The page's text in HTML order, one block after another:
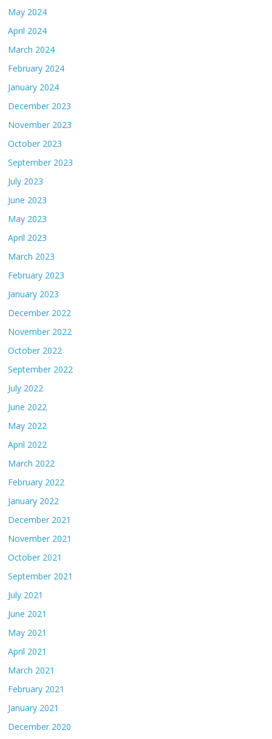
May 2024
April 2024
March 2024
February 2024
January 2024
December 2023
November 2023
October 2023
September 2023
July 2023
June 2023
May 2023
April 2023
March 2023
February 2023
January 2023
December 2022
November 2022
October 2022
September 2022
July 2022
June 2022
May 2022
April 2022
March 2022
February 2022
January 2022
December 2021
November 2021
October 2021
September 2021
July 2021
June 2021
May 2021
April 2021
March 2021
February 2021
January 2021
December 2020